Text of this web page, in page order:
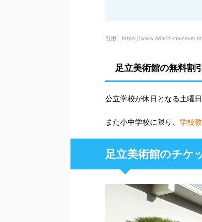
引用： https://www.adachi-
足立美術館の無料割引
公立学校が休日となる土曜
また小中学校に限り、 学校
足立美術館のチケ